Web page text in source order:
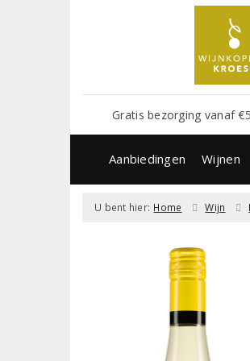
Gratis bezorging vanaf
Aanbiedingen Wijnen
U bent hier: Home Wijn